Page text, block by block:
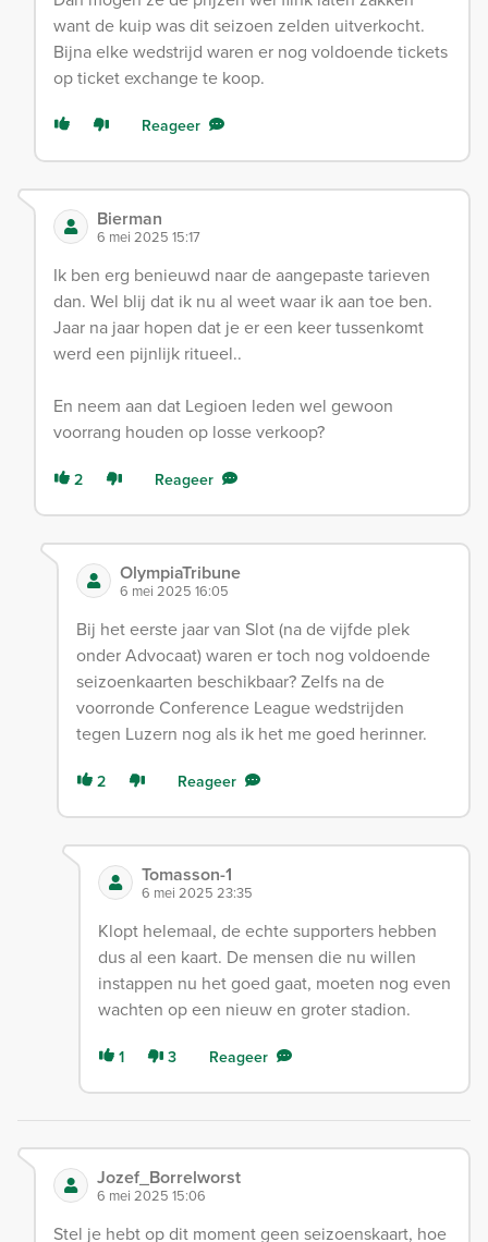
want de kuip was dit seizoen zelden uitverkocht.
Bijna elke wedstrijd waren er nog voldoende tickets
op ticket exchange te koop.
Reageer
Bierman
6 mei 2025 15:17
Ik ben erg benieuwd naar de aangepaste tarieven
dan. Wel blij dat ik nu al weet waar ik aan toe ben.
Jaar na jaar hopen dat je er een keer tussenkomt
werd een pijnlijk ritueel..
En neem aan dat Legioen leden wel gewoon
voorrang houden op losse verkoop?
2 Reageer
OlympiaTribune
6 mei 2025 16:05
Bij het eerste jaar van Slot (na de vijfde plek
onder Advocaat) waren er toch nog voldoende
seizoenkaarten beschikbaar? Zelfs na de
voorronde Conference League wedstrijden
tegen Luzern nog als ik het me goed herinner.
2 Reageer
Tomasson-1
6 mei 2025 23:35
Klopt helemaal, de echte supporters hebben
dus al een kaart. De mensen die nu willen
instappen nu het goed gaat, moeten nog even
wachten op een nieuw en groter stadion.
1 3 Reageer
Jozef_Borrelworst
6 mei 2025 15:06
Stel je hebt op dit moment geen seizoenskaart, hoe